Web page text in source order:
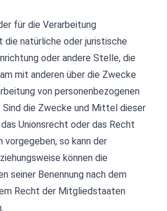
für die Verarbeitung
natürliche oder juristische
oder andere Stelle, die
mit anderen über die Zwecke
von personenbezogenen
die Zwecke und Mittel dieser
Unionsrecht oder das Recht
so kann der
können die
seiner Benennung nach dem
Recht der Mitgliedstaaten